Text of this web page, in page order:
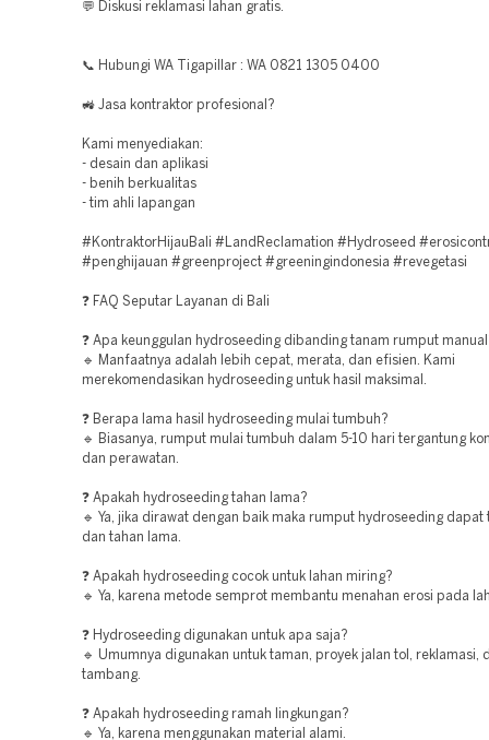
💬 Diskusi reklamasi lahan gratis.
📞 Hubungi WA Tigapillar : WA 0821 1305 0400
🚜 Jasa kontraktor profesional?
Kami menyediakan:
- desain dan aplikasi
- benih berkualitas
- tim ahli lapangan
#KontraktorHijauBali #LandReclamation #Hydroseed
#penghijauan #greenproject #greeningindonesia #revegetasi
❓ FAQ Seputar Layanan di Bali
❓ Apa keunggulan hydroseeding dibanding tanam rumput
🔹 Manfaatnya adalah lebih cepat, merata, dan efisien. Kami
merekomendasikan hydroseeding untuk hasil maksimal.
❓ Berapa lama hasil hydroseeding mulai tumbuh?
🔹 Biasanya, rumput mulai tumbuh dalam 5-10 hari tergantung
dan perawatan.
❓ Apakah hydroseeding tahan lama?
🔹 Ya, jika dirawat dengan baik maka rumput hydroseeding dapat
dan tahan lama.
❓ Apakah hydroseeding cocok untuk lahan miring?
🔹 Ya, karena metode semprot membantu menahan erosi pada
❓ Hydroseeding digunakan untuk apa saja?
🔹 Umumnya digunakan untuk taman, proyek jalan tol, reklamasi,
tambang.
❓ Apakah hydroseeding ramah lingkungan?
🔹 Ya, karena menggunakan material alami.